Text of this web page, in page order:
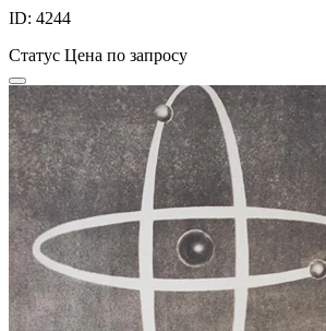
ID: 4244
Статус Цена по запросу